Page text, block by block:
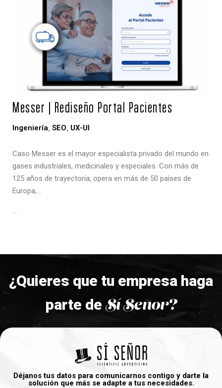
Messer | Rediseño Portal Pacientes
Ingeniería, SEO, UX-UI
Caso Messer es el mayor especialista privado del mundo en
gases industriales, medicinales y especiales. Con más de
125 años de trayectoria, opera en más de 50 países de
Europa,…
¿Quieres que tu empresa haga
parte de Sí Señor?
Déjanos tus datos para comunicarnos contigo y darte la
solución que más se adapte a tus necesidades.